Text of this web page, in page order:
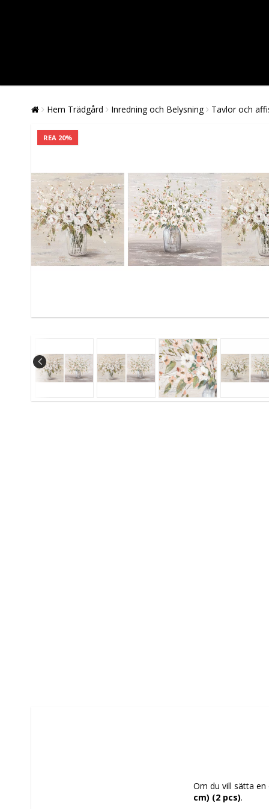
Hem Trädgård Inredning och Belysning Tavlor och
REA 20%
Om du vill sätta
cm) (2 pcs).